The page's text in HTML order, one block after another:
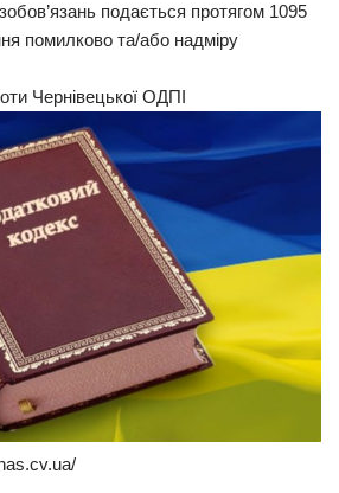
подається протягом 1095
помилково та/або надміру
Чернівецької ОДПІ